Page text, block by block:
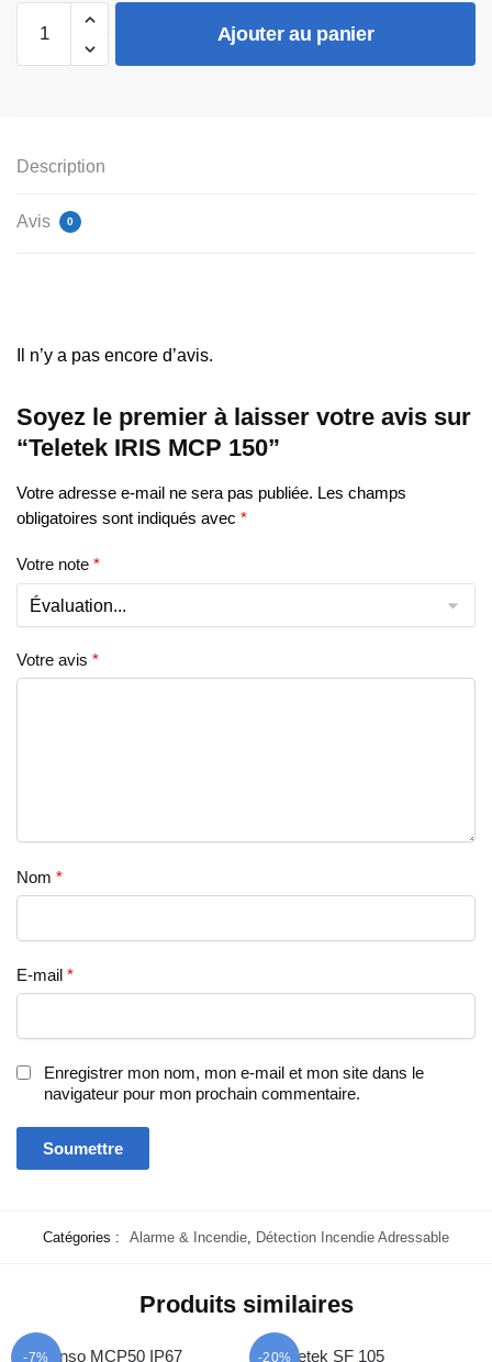
Teletek
Ajouter au panier
Description
Avis 0
Il n’y a pas encore d’avis.
Soyez le premier à laisser votre avis sur
“Teletek IRIS MCP 150”
Votre adresse e-mail ne sera pas publiée. Les champs
obligatoires sont indiqués avec *
Votre note *
Votre avis *
Nom *
E-mail *
Enregistrer mon nom, mon e-mail et mon site dans le
navigateur pour mon prochain commentaire.
Catégories : Alarme & Incendie Détection Incendie Adressable
Produits similaires
-7% -20%